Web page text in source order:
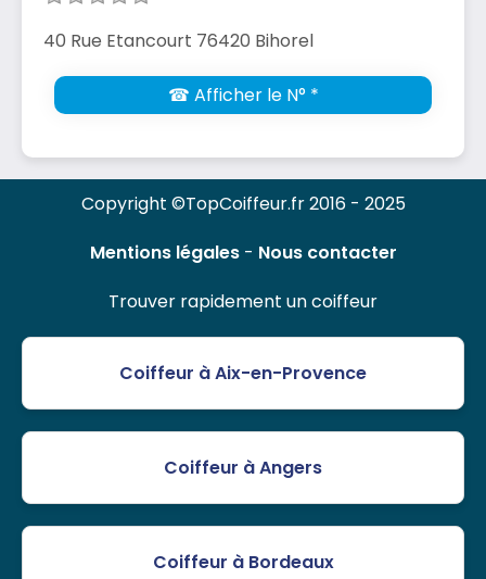
40 Rue Etancourt 76420 Bihorel
☎ Afficher le N° *
Copyright ©TopCoiffeur.fr 2016 - 2025
Mentions légales- Nous contacter
Trouver rapidement un coiffeur
Coiffeur à Aix-en-Provence
Coiffeur à Angers
Coiffeur à Bordeaux